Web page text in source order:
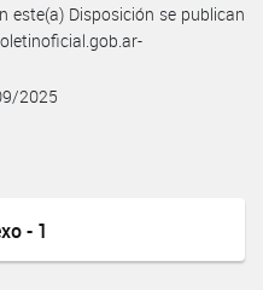
este(a) Disposición se publican
2025
- 1